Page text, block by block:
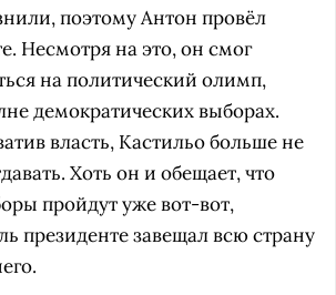
поэтому Антон провёл
Несмотря на это, он смог
на политический олимп,
демократических выборах.
власть, Кастильо больше не
Хоть он и обещает, что
пройдут уже вот-вот,
президенте завещал всю страну